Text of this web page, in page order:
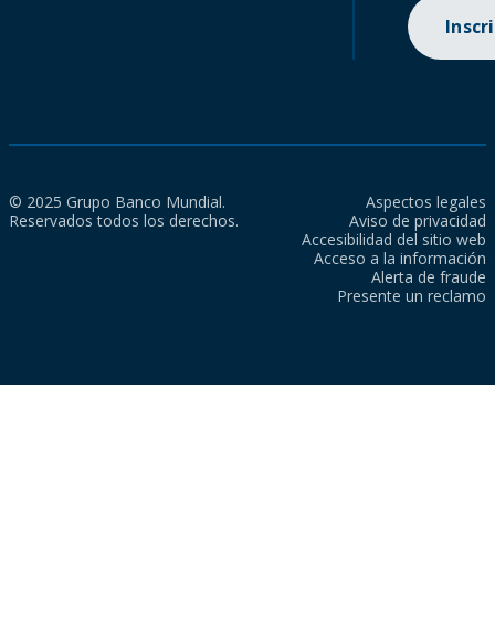
© 2025 Grupo Banco Mundial.
Reservados todos los derechos.
Aspectos legales
Aviso de privacidad
Accesibilidad del sitio web
Acceso a la información
Alerta de fraude
Presente un reclamo